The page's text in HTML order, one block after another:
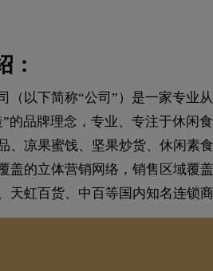
：
（以下简称“公司”）是一家专业
的品牌理念，专业、专注于休闲
、凉果蜜饯、坚果炒货、休闲素
盖的立体营销网络，销售区域覆
天虹百货、中百等国内知名连锁